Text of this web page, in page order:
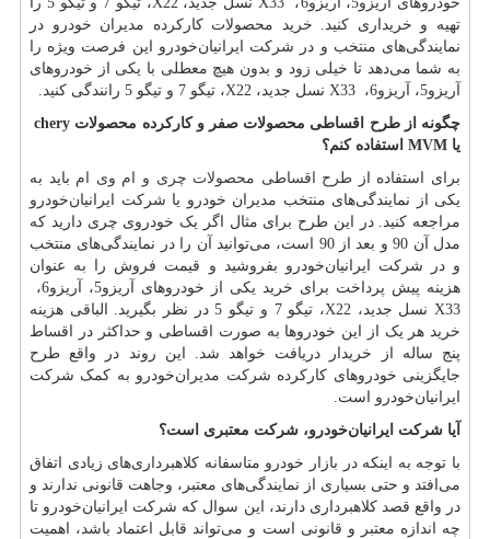
تهیه و خریداری کنید. خرید محصولات کارکرده مدیران خودرو در
نمایندگی‌های منتخب و در شرکت ایرانیان‌خودرو این فرصت ویژه را
به شما می‌دهد تا خیلی زود و بدون هیچ معطلی با یکی از خودروهای
آریزو5، آریزو6،
X33 نسل جدید، X22، تیگو 7 و تیگو 5 رانندگی کنید.
چگونه از طرح اقساطی محصولات صفر و کارکرده محصولات chery
یا MVM استفاده کنم؟
برای استفاده از طرح اقساطی محصولات چری و ام وی ام باید به
یکی از نمایندگی‌های منتخب مدیران خودرو یا شرکت ایرانیان‌خودرو
مراجعه کنید. در این طرح برای مثال اگر یک خودروی چری دارید که
مدل آن 90 و بعد از 90 است، می‌توانید آن را در نمایندگی‌های منتخب
و در شرکت ایرانیان‌خودرو بفروشید و قیمت فروش را به عنوان
هزینه پیش پرداخت برای خرید یکی از خودروهای آریزو5، آریزو6،
X33نسل جدید،X22
، تیگو 7 و تیگو 5 در نظر بگیرید. الباقی هزینه
خرید هر یک از این خودروها به صورت اقساطی و حداکثر در اقساط
پنج ساله از خریدار دریافت خواهد شد. این روند در واقع طرح
جایگزینی خودروهای کارکرده شرکت مدیران‌خودرو به کمک شرکت
ایرانیان‌خودرو است.
آیا شرکت ایرانیان‌خودرو، شرکت معتبری است؟
با توجه به اینکه در بازار خودرو متاسفانه کلاهبرداری‌های زیادی اتفاق
می‌افتد و حتی بسیاری از نمایندگی‌های معتبر، وجاهت قانونی ندارند و
در واقع قصد کلاهبرداری دارند، این سوال که شرکت ایرانیان‌خودرو تا
چه اندازه معتبر و قانونی است و می‌تواند قابل اعتماد باشد، اهمیت